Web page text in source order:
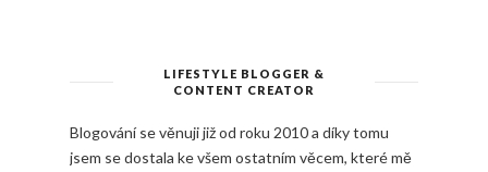
LIFESTYLE BLOGGER &
CONTENT CREATOR
Blogování se věnuji již od roku 2010 a díky tomu
jsem se dostala ke všem ostatním věcem, které mě